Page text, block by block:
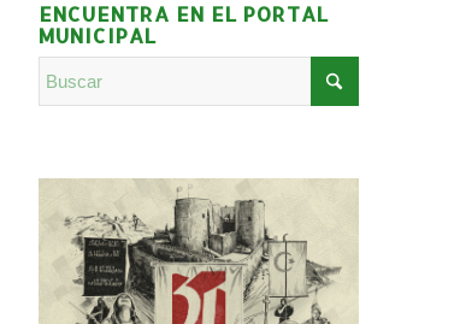
ENCUENTRA EN EL PORTAL
MUNICIPAL